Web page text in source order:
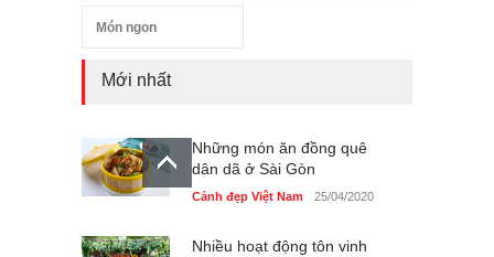
Món ngon
Mới nhất
Những món ăn đồng quê
dân dã ở Sài Gòn
Cảnh đẹp Việt Nam 25/04/2020
Nhiều hoạt động tôn vinh